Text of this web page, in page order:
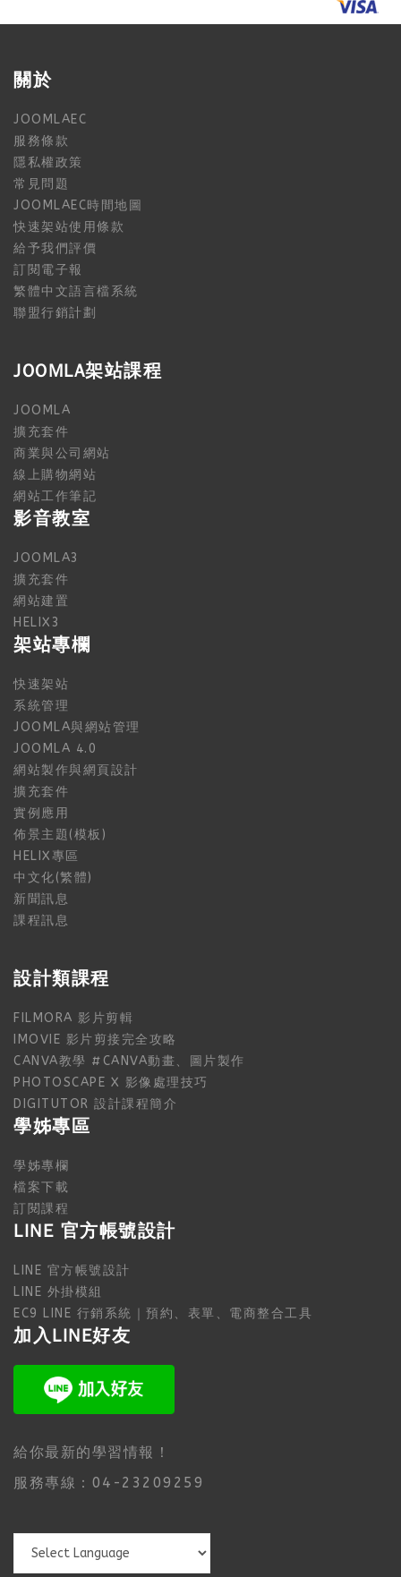
關於
JOOMLAEC
服務條款
隱私權政策
常見問題
JOOMLAEC時間地圖
快速架站使用條款
給予我們評價
訂閱電子報
繁體中文語言檔系統
聯盟行銷計劃
JOOMLA架站課程
JOOMLA
擴充套件
商業與公司網站
線上購物網站
網站工作筆記
影音教室
JOOMLA3
擴充套件
網站建置
HELIX3
架站專欄
快速架站
系統管理
JOOMLA與網站管理
JOOMLA 4.0
網站製作與網頁設計
擴充套件
實例應用
佈景主題(模板)
HELIX專區
中文化(繁體)
新聞訊息
課程訊息
設計類課程
FILMORA 影片剪輯
IMOVIE 影片剪接完全攻略
CANVA教學 #CANVA動畫、圖片製作
PHOTOSCAPE X 影像處理技巧
DIGITUTOR 設計課程簡介
學姊專區
學姊專欄
檔案下載
訂閱課程
LINE 官方帳號設計
LINE 官方帳號設計
LINE 外掛模組
EC9 LINE 行銷系統｜預約、表單、電商整合工具
加入LINE好友
給你最新的學習情報！
服務專線：04-23209259